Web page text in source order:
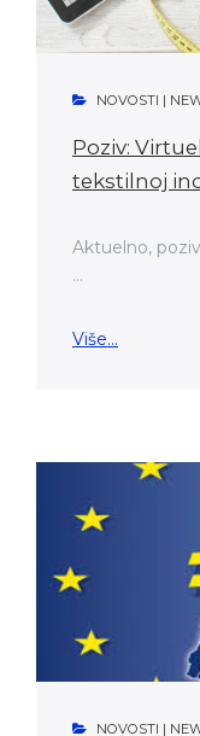
NOVOSTI |
Poziv:
tekstilnoj
Aktuelno, poziv
...
Više...
NOVOSTI |